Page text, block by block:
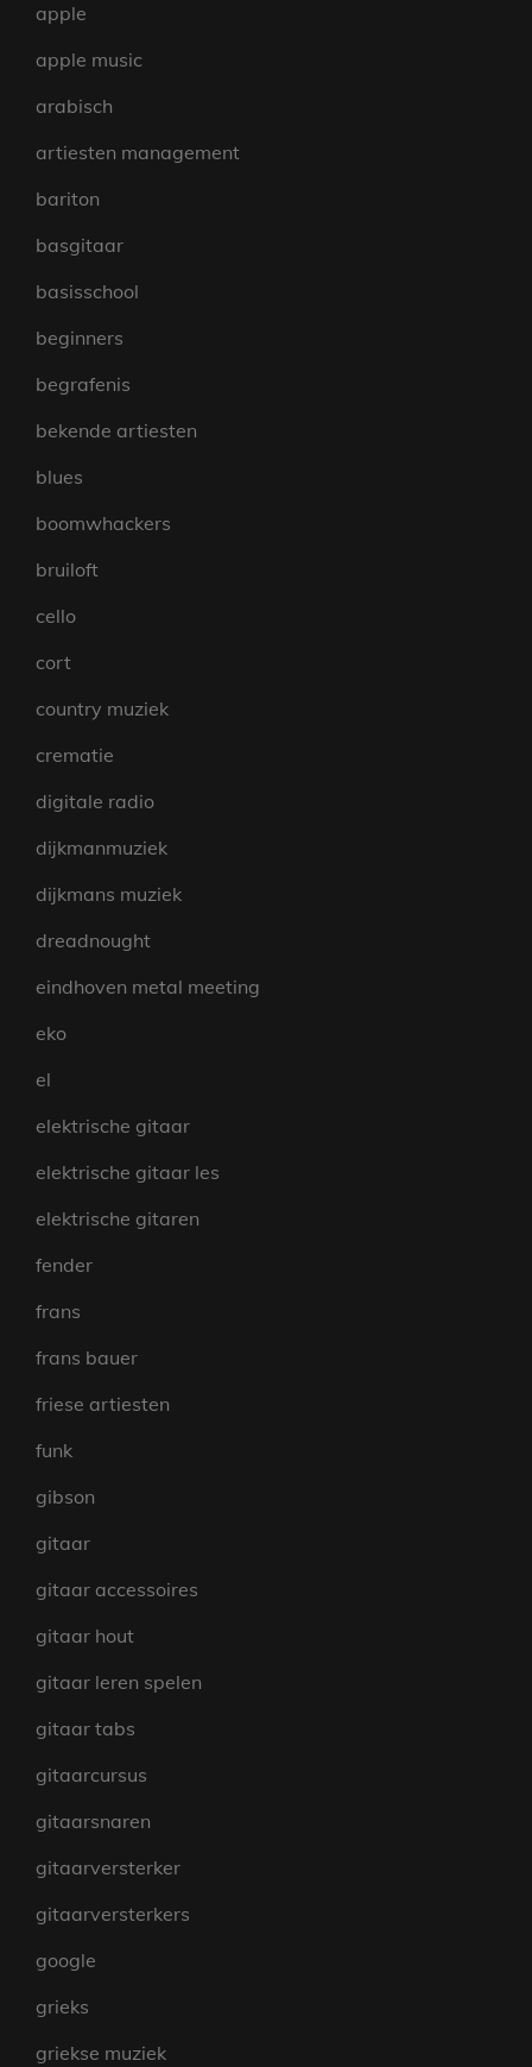
apple
apple music
arabisch
artiesten management
bariton
basgitaar
basisschool
beginners
begrafenis
bekende artiesten
blues
boomwhackers
bruiloft
cello
cort
country muziek
crematie
digitale radio
dijkmanmuziek
dijkmans muziek
dreadnought
eindhoven metal meeting
eko
el
elektrische gitaar
elektrische gitaar les
elektrische gitaren
fender
frans
frans bauer
friese artiesten
funk
gibson
gitaar
gitaar accessoires
gitaar hout
gitaar leren spelen
gitaar tabs
gitaarcursus
gitaarsnaren
gitaarversterker
gitaarversterkers
google
grieks
griekse muziek